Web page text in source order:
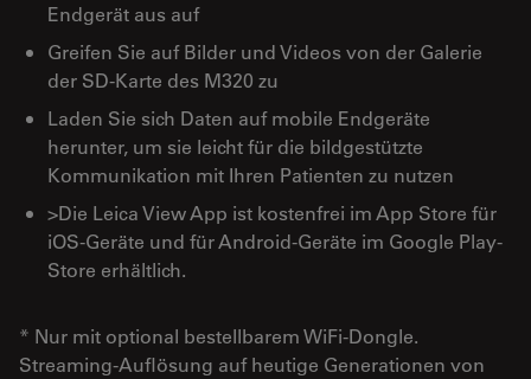
Endgerät aus auf
Greifen Sie auf Bilder und Videos von der Galerie
der SD-Karte des M320 zu
Laden Sie sich Daten auf mobile Endgeräte
herunter, um sie leicht für die bildgestützte
Kommunikation mit Ihren Patienten zu nutzen
>Die Leica View App ist kostenfrei im App Store für
iOS-Geräte und für Android-Geräte im Google Play-
Store erhältlich.
* Nur mit optional bestellbarem WiFi-Dongle.
Streaming-Auflösung auf heutige Generationen von